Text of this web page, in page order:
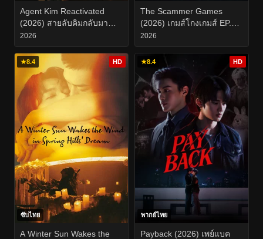
Agent Kim Reactivated
(2026) สายลับคิมกลับมา
แล้ว EP.1-10
2026
The Scammer Games
(2026) เกมส์โกงเกมส์ EP.1-
19
2026
★8.4 HD
ซับไทย
A Winter Sun Wakes the
★8.4 HD
พากย์ไทย
Payback (2026) เพย์แบค